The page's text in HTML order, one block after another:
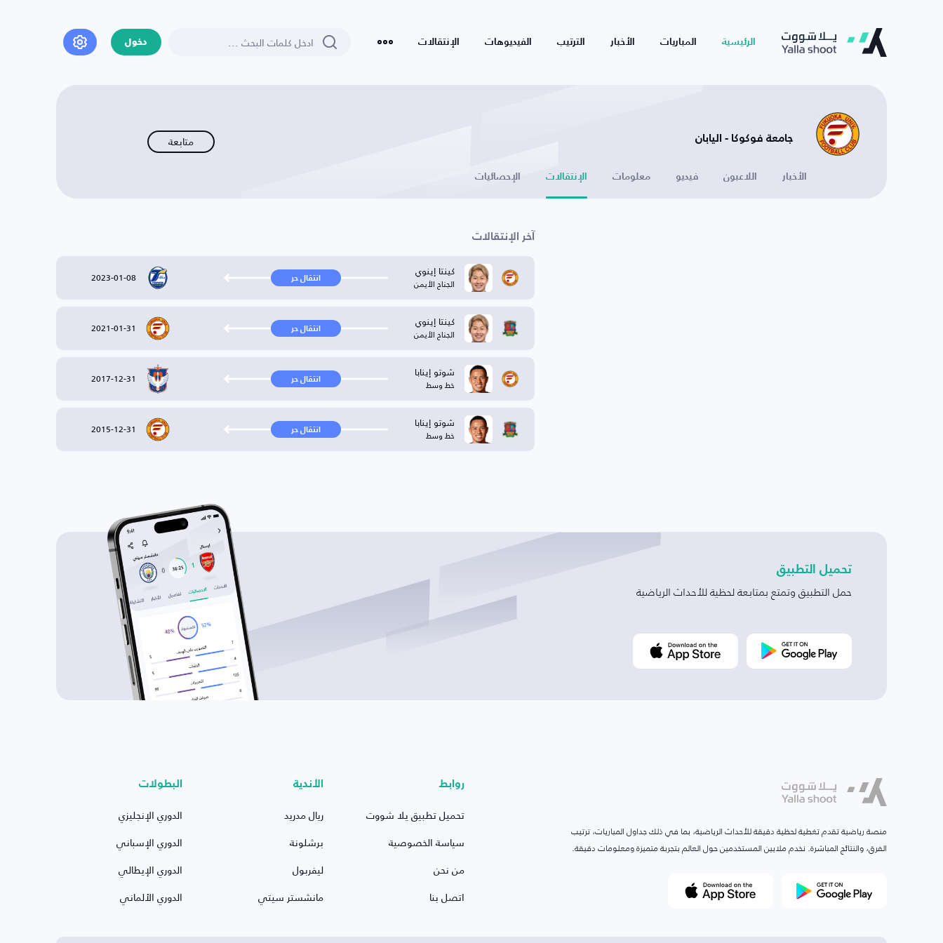
الرئيسية المباريات الأخبار الترتيب الفيديوهات الإنتقالات دخول
جامعة فوكوكا - اليابان متابعة
الأخبار اللاعبون فيديو معلومات الإنتقالات الإحصائيات
آخر الإنتقالات
كينتا إينوي
الجناح الأيمن انتقال حر 2023-01-08
كينتا إينوي
الجناح الأيمن انتقال حر 2021-01-31
شوتو إينابا
خط وسط انتقال حر 2017-12-31
شوتو إينابا
خط وسط انتقال حر 2015-12-31
تحميل التطبيق
حمل التطبيق وتمتع بمتابعة لحظية للأحداث الرياضية
منصة رياضية تقدم تغطية لحظية دقيقة للأحداث الرياضية، بما في ذلك جداول المباريات، ترتيب
الفرق، والنتائج المباشرة. نخدم ملايين المستخدمين حول العالم بتجربة متميزة ومعلومات دقيقة.
روابط
تحميل تطبيق يلا شووت
سياسة الخصوصية
من نحن
اتصل بنا
الأندية
ريال مدريد
برشلونة
ليفربول
مانشستر سيتي
البطولات
الدوري الإنجليزي
الدوري الإسباني
الدوري الإيطالي
الدوري الألماني